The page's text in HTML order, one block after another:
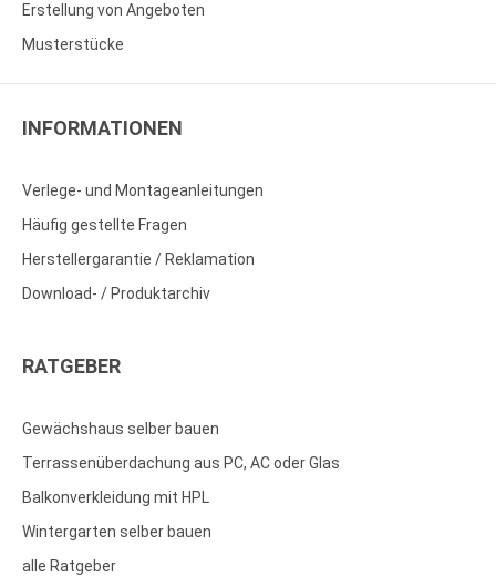
Erstellung von Angeboten
Musterstücke
INFORMATIONEN
Verlege- und Montageanleitungen
Häufig gestellte Fragen
Herstellergarantie / Reklamation
Download- / Produktarchiv
RATGEBER
Gewächshaus selber bauen
Terrassenüberdachung aus PC, AC oder Glas
Balkonverkleidung mit HPL
Wintergarten selber bauen
alle Ratgeber